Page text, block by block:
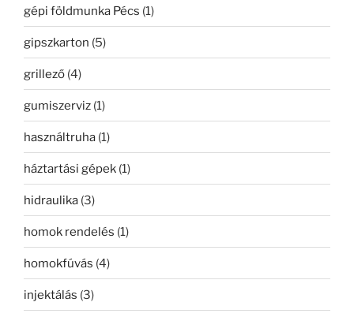
gépi földmunka Pécs (1)
gipszkarton (5)
grillező (4)
gumiszerviz (1)
használtruha (1)
háztartási gépek (1)
hidraulika (3)
homok rendelés (1)
homokfúvás (4)
injektálás (3)